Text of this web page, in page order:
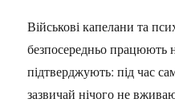
Військові капелани та
безпосередньо працюють
підтверджують: під час
зазвичай нічого не